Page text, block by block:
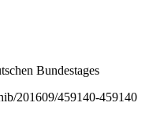
Bundestages
201609/459140-459140